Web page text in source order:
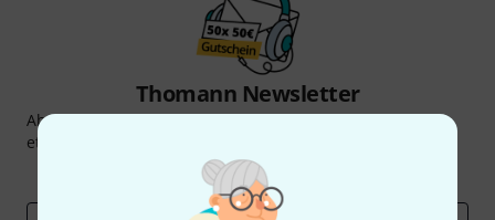
Thomann Newsletter
Abonniere den Thomann Newsletter und gewinne mit
etwas Glück einen von
Inspirierende Beiträge
Deals